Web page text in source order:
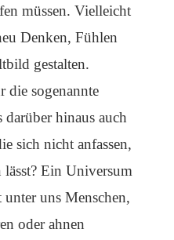
müssen. Vielleicht
Denken, Fühlen
gestalten.
sogenannte
darüber hinaus auch
sich nicht anfassen,
lässt? Ein Universum
uns Menschen,
oder ahnen